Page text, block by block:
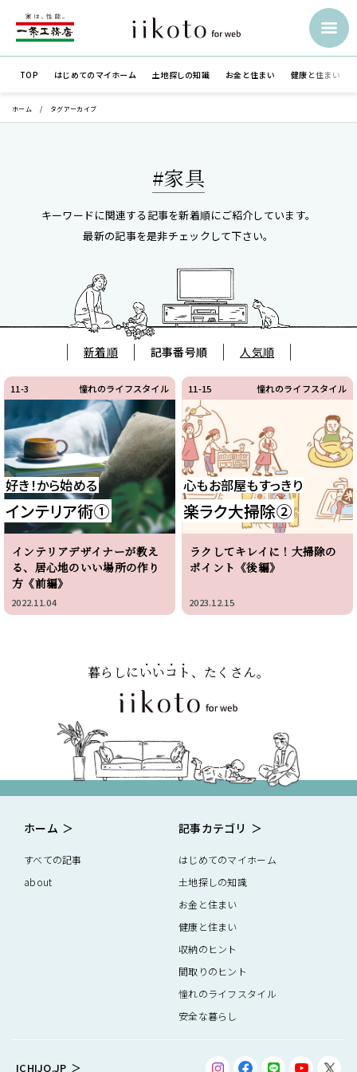
TOP はじめての マイホーム 土地探しの知識 お金と住まい 健康と住まい
ホーム タグアーカイブ
#家具
キーワードに関連する記事を新着順にご紹介しています。
最新の記事を是非チェックして下さい。
新着順 記事番号順 人気順
11-3 憧れのライフスタイル
好き！から始める
インテリア術①
インテリアデザイナーが教え
る、居心地のいい場所の作り
方《前編》
2022.11.04
11-15 憧れのライフスタイル
心もお部屋もすっきり
楽ラク大掃除②
ラクしてキレイに！大掃除の
ポイント《後編》
2023.12.15
暮らしにいいコト、たくさん。
ホーム
すべての記事
about
記事カテゴリ
はじめてのマイホーム
土地探しの知識
お金と住まい
健康と住まい
収納のヒント
間取りのヒント
憧れのライフスタイル
安全な暮らし
ICHIJO.JP